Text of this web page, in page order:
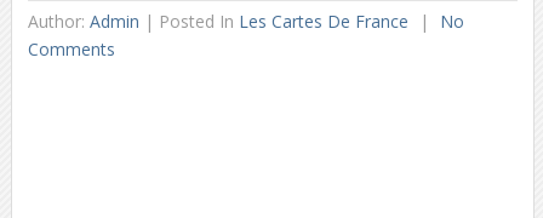
Author: Admin | Posted In Les Cartes De France
No
Comments